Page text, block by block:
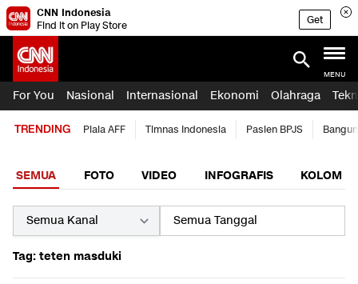
CNN Indonesia
Find it on Play Store
Get
MENU
For You Nasional Internasional Ekonomi Olahraga
TRENDING Piala AFF Timnas Indonesia Pasien BPJS
SEMUA FOTO VIDEO INFOGRAFIS KOLOM
Tag: teten masduki